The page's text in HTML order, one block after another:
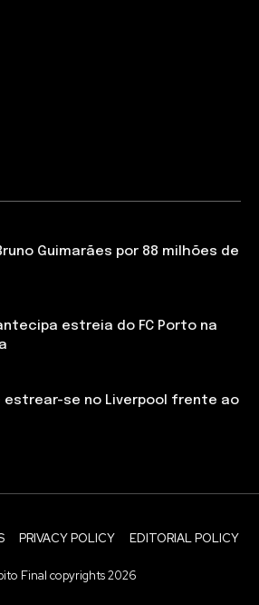
Guimarães por 88 milhões de
estreia do FC Porto na
estrear-se no Liverpool frente ao
PRIVACY POLICY EDITORIAL POLICY
Final copyrights 2026